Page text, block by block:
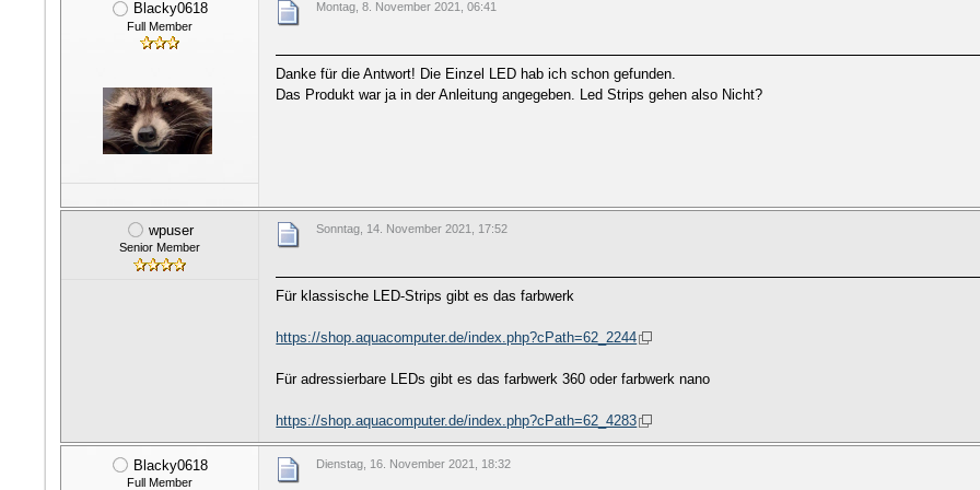
Blacky0618
Full Member
Montag, 8. November 2021, 06:41
Danke für die Antwort! Die Einzel LED hab ich schon gefunden.
Das Produkt war ja in der Anleitung angegeben. Led Strips gehen also Nicht?
wpuser
Senior Member
Sonntag, 14. November 2021, 17:52
Für klassische LED-Strips gibt es das farbwerk
https://shop.aquacomputer.de/index.php?cPath=62_2244
Für adressierbare LEDs gibt es das farbwerk 360 oder farbwerk nano
https://shop.aquacomputer.de/index.php?cPath=62_4283
Blacky0618
Full Member
Dienstag, 16. November 2021, 18:32